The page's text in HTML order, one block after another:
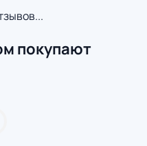
покупают